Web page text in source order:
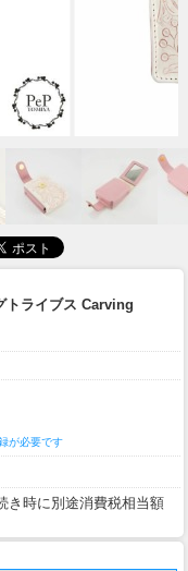
トライブス Carving
が必要です
き時に別途消費税相当額